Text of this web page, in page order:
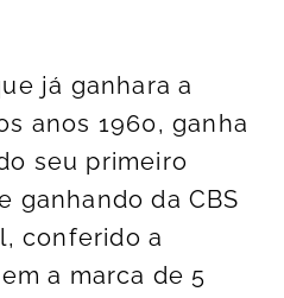
já ganhara a
anos 1960, ganha
seu primeiro
ganhando da CBS
conferido a
a marca de 5